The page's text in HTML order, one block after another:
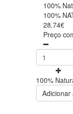
100%
100%
28.74€
Preço
100%
Adicionar